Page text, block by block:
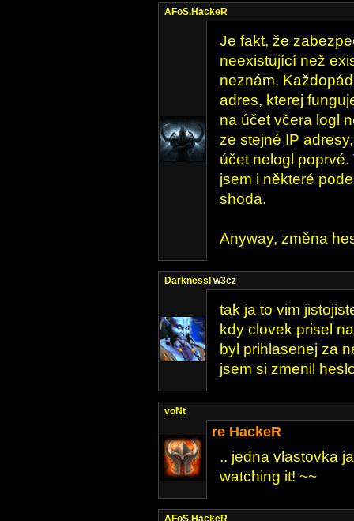
AFoS.HackeR
Je fakt, že
neexistující než
neznám.
adres, kterej
na účet včera logl
ze stejné IP
účet nelogl
jsem i některé
shoda.
Anyway, změna
DarknessI w3cz
tak ja to vim
kdy clovek prisel
byl prihlasenej za
jsem si zmenil
voNt
re HackeR
.. jedna vlastovka
watching it! ~~
AFoS.HackeR